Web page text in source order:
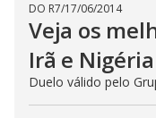
DO R7/17/06/2014
Veja os
Irã e Nigéria
Duelo válido pelo